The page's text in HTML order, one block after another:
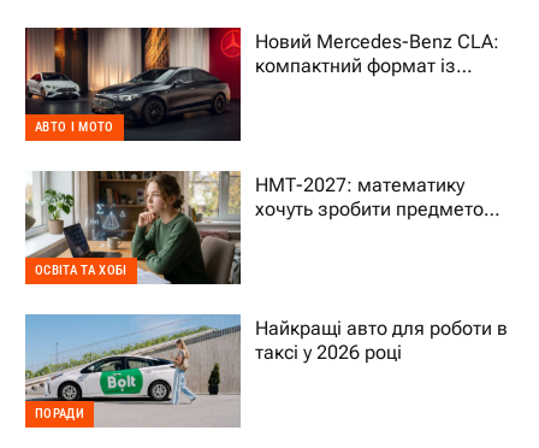
АВТО І МОТО
Новий Mercedes-Benz CLA:
компактний формат із
ОСВІТА ТА ХОБІ
НМТ-2027: математику
хочуть зробити предметом
ПОРАДИ
Найкращі авто для роботи в
таксі у 2026 році